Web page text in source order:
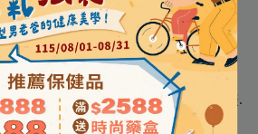
納 香草口味 (未洗腎患者適用)
精.高油酸紅花籽油.分離牛奶蛋
.玉米麥芽糊精 (Fibersol 2).酪蛋白
磷脂.香料.檸檬酸鉀.檸檬酸鈉.氯化鎂.
鎂.磷酸鎂.碳酸鈣.維生素C.L-肉酸.